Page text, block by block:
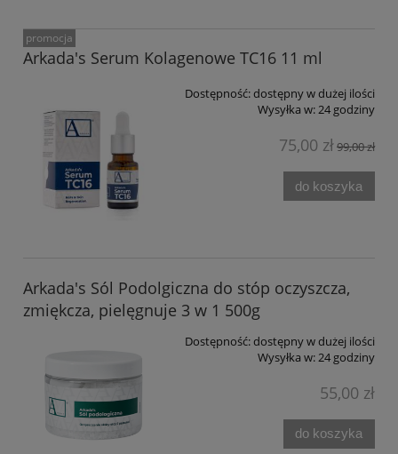
Arkada's Serum Kolagenowe TC16 11 ml
Dostępność:dostępny w dużej ilości
Wysyłka w:24 godziny
75,00 zł99,00 zł
do koszyka
promocja
Arkada's Sól Podolgiczna do stóp oczyszcza,
zmiękcza, pielęgnuje 3 w 1 500g
Dostępność:dostępny w dużej ilości
Wysyłka w:24 godziny
55,00 zł
do koszyka